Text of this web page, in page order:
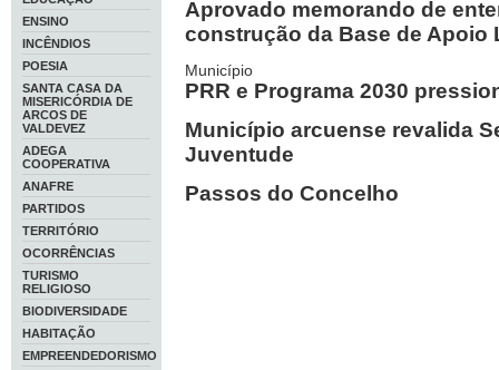
ENSINO
INCÊNDIOS
POESIA
SANTA CASA DA
MISERICÓRDIA DE
ARCOS DE
VALDEVEZ
ADEGA
COOPERATIVA
ANAFRE
PARTIDOS
TERRITÓRIO
OCORRÊNCIAS
TURISMO
RELIGIOSO
BIODIVERSIDADE
HABITAÇÃO
EMPREENDEDORISMO
Aprovado memorando de
construção da Base de Apoio
Município
PRR e Programa 2030
Município arcuense revalida
Juventude
Passos do Concelho